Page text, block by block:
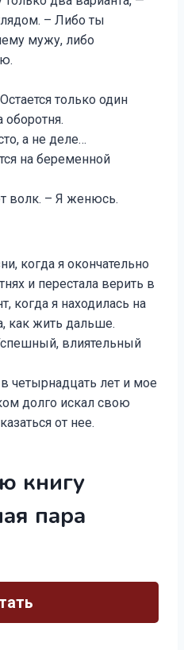
– Либо ты
мужу, либо
только один
оборотня.
а не деле…
на беременной
волк. – Я женюсь.
когда я окончательно
и перестала верить в
когда я находилась на
как жить дальше.
влиятельный
четырнадцать лет и мое
долго искал свою
от нее.
книгу
пара